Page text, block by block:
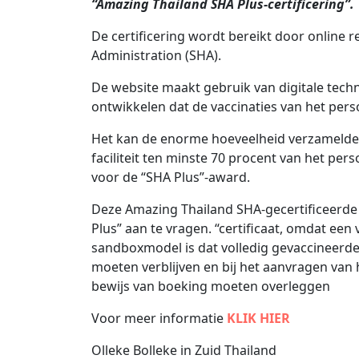
“Amazing Thailand SHA Plus-
De certificering wordt bereikt door online
Administration (SHA).
De website maakt gebruik van digitale
ontwikkelen dat de vaccinaties van het
Het kan de enorme hoeveelheid
faciliteit ten minste 70 procent van het
voor de “SHA Plus”-award.
Deze Amazing Thailand SHA-
Plus” aan te vragen. “certificaat, omdat
sandboxmodel is dat volledig
moeten verblijven en bij het aanvragen
bewijs van boeking moeten overleggen
Voor meer informatie KLIK HIER
Olleke Bolleke in Zuid Thailand